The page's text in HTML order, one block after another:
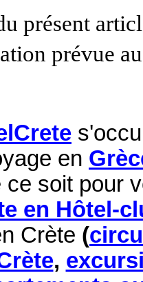
présent
prévue
en
ce soit pour
en Hôtel-
Crète (
,